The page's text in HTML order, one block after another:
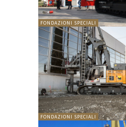
FONDAZIONI SPECIALI
FONDAZIONI SPECIALI